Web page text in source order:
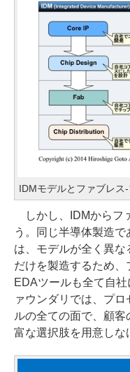
IDMモデルとファブレス
しかし、IDMからフ
う。同じ半導体製造
は、モデルが全く異
だけを製造するため
EDAツールも全て自
ァウンダリでは、プ
ルの全ての面で、顧
富な選択肢を用意しな